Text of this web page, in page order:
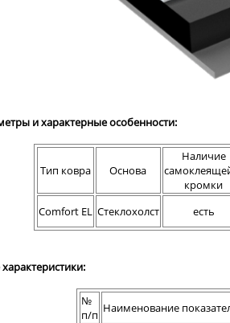
и характерные особенности:
Тип ковра Основа
Наличие
кромки
Comfort EL Стеклохолст есть
№
п/п Наименование